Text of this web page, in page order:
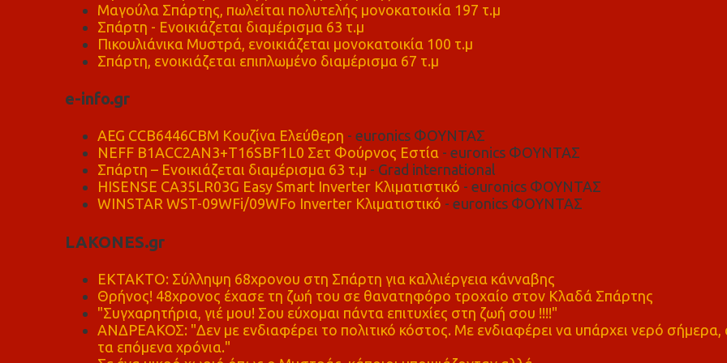
Μαγούλα Σπάρτης, πωλείται πολυτελής μονοκατοικία 197 τ.μ
Σπάρτη - Ενοικιάζεται διαμέρισμα 63 τ.μ
Πικουλιάνικα Μυστρά, ενοικιάζεται μονοκατοικία 100 τ.μ
Σπάρτη, ενοικιάζεται επιπλωμένο διαμέρισμα 67 τ.μ
e-info.gr
AEG CCB6446CBM Κουζίνα Ελεύθερη - euronics ΦΟΥΝΤΑΣ
NEFF B1ACC2AN3+T16SBF1L0 Σετ Φούρνος Εστία- euronics ΦΟΥΝΤΑΣ
Σπάρτη – Ενοικιάζεται διαμέρισμα 63 τ.μ - Grad international
HISENSE CA35LR03G Easy Smart Inverter Κλιματιστικό - euronics ΦΟΥΝΤΑΣ
WINSTAR WST-09WFi/09WFo Inverter Κλιματιστικό - euronics ΦΟΥΝΤΑΣ
LAKONES.gr
ΕΚΤΑΚΤΟ: Σύλληψη 68χρονου στη Σπάρτη για καλλιέργεια κάνναβης
Θρήνος! 48χρονος έχασε τη ζωή του σε θανατηφόρο τροχαίο στον Κλαδά Σπάρτης
"Συγχαρητήρια, γιέ μου! Σου εύχομαι πάντα επιτυχίες στη ζωή σου !!!!"
ΑΝΔΡΕΑΚΟΣ: "Δεν με ενδιαφέρει το πολιτικό κόστος. Με ενδιαφέρει να υπάρχει νερό σήμερα,
τα επόμενα χρόνια."